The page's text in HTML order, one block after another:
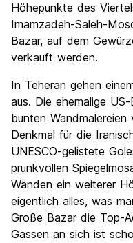
Höhepunkte des
Imamzadeh-Saleh-
Bazar, auf dem
verkauft werden.
In Teheran gehen
aus. Die ehemalige
bunten
Denkmal für die
UNESCO-gelistete
prunkvollen
Wänden ein weiterer
eigentlich alles, was
Große Bazar die Top-
Gassen an sich ist